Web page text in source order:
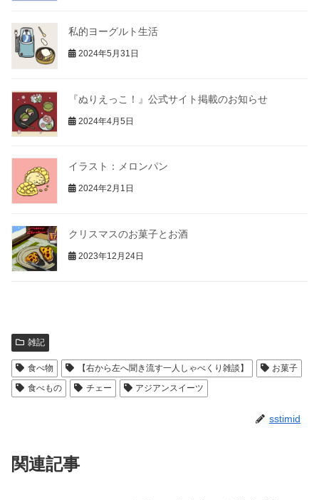
私的ヨーグルト生活
2024年5月31日
『ぬりえっこ！』公式サイト掲載のお知らせ
2024年4月5日
イラスト：メロンパン
2024年2月1日
クリスマスのお菓子とお酒
2023年12月24日
雑記
食べ物 【右から左へ聞き流す一人しゃべくり雑談】
お菓子
食べもの
チェー アジアンスイーツ
sstimid
関連記事